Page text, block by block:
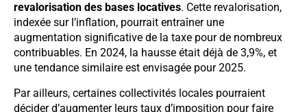
revalorisation des bases locatives. Cette revalorisation,
indexée sur l’inflation, pourrait entraîner une
augmentation significative de la taxe pour de nombreux
contribuables. En 2024, la hausse était déjà de 3,9%, et
une tendance similaire est envisagée pour 2025.
Par ailleurs, certaines collectivités locales pourraient
décider d’augmenter leurs taux d’imposition pour faire